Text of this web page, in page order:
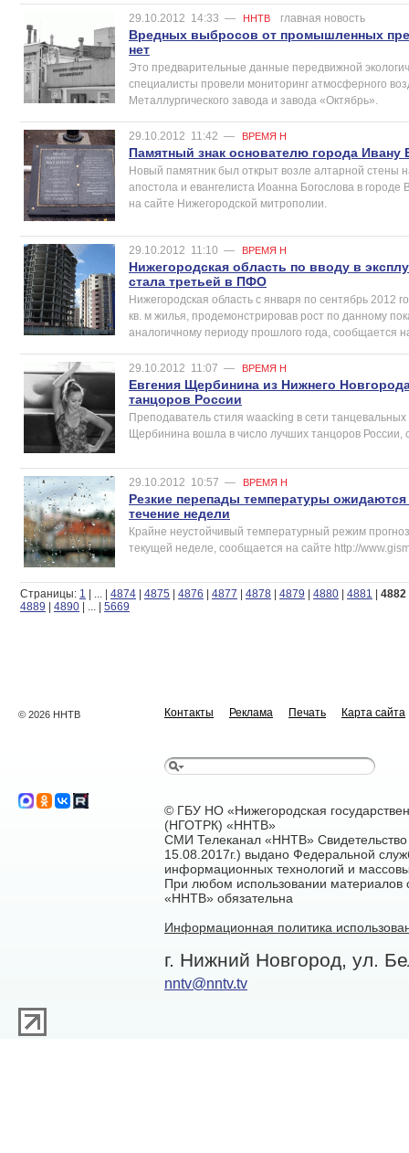
29.10.2012 14:33 — ННТВ главная новость
Вредных выбросов от промышленных
нет
Это предварительные данные передвижной
специалисты провели мониторинг атмосферного
Металлургического завода и завода «Октябрь».
29.10.2012 11:42 — ВРЕМЯ Н
Памятный знак основателю города
Новый памятник был открыт возле алтарной стены
апостола и евангелиста Иоанна Богослова в
на сайте Нижегородской митрополии.
29.10.2012 11:10 — ВРЕМЯ Н
Нижегородская область по вводу в
стала третьей в ПФО
Нижегородская область с января по сентябрь 2012
кв. м жилья, продемонстрировав рост по данному
аналогичному периоду прошлого года, сообщается
29.10.2012 11:07 — ВРЕМЯ Н
Евгения Щербинина из Нижнего
танцоров России
Преподаватель стиля waacking в сети
Щербинина вошла в число лучших танцоров России,
29.10.2012 10:57 — ВРЕМЯ Н
Резкие перепады температуры
течение недели
Крайне неустойчивый температурный режим
текущей неделе, сообщается на сайте http://
Страницы: 1 | | 4874 | 4875 | 4876 | 4877 | 4878 | 4879 | 4880 | 4881 | 4882
4889 | 4890 | | 5669
© 2026 ННТВ Контакты Реклама Печать Карта сайта
© ГБУ НО «Нижегородская
(НГОТРК) «ННТВ»
СМИ Телеканал «ННТВ»
15.08.2017г.) выдано Федеральной
информационных технологий и
При любом использовании материалов
«ННТВ» обязательна
Информационная политика
г. Нижний Новгород, ул.
nntv@nntv.tv